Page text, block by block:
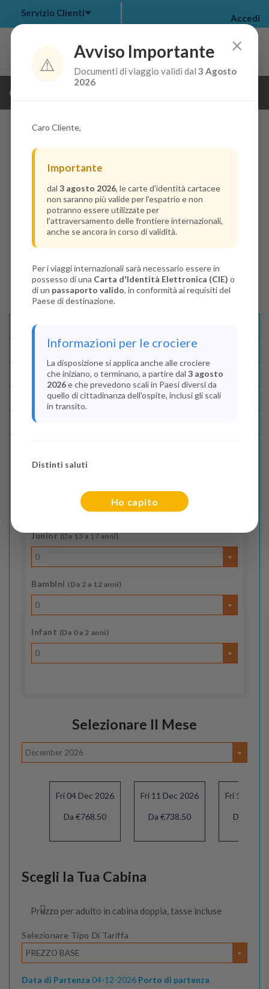
my bookings >
Servizio Clienti Accedi
Guarda i dettagli della crociera
Disponibilità
Condizioni
Recensioni
Indica il numero dei passeggeri
Junior(Da 13 a 17 anni)
0
Bambini (Da 2 a 12 anni)
0
Infant (Da 0 a 2 anni)
0
Selezionare Il Mese
December 2026
Fri 04 Dec 2026
Da €768.50
Fri 11 Dec 2026
Da €738.50
Fri 18 Dec
Da
Scegli la Tua Cabina
Prezzo per adulto in cabina doppia, tasse incluse
Selezionare Tipo Di Tariffa
PREZZO BASE
Data di Partenza 04-12-2026 Porto di partenza
×
⚠️
Avviso Importante
Documenti di viaggio validi dal3 Agosto
2026
Caro Cliente,
Importante
dal 3 agosto 2026, le carte d'identità cartacee
non saranno più valide per l'espatrio e non
potranno essere utilizzate per
l'attraversamento delle frontiere internazionali,
anche se ancora in corso di validità.
Per i viaggi internazionali sarà necessario essere in
possesso di una Carta d'Identità Elettronica (CIE) o
di un passaporto valido, in conformità ai requisiti del
Paese di destinazione.
Informazioni per le crociere
La disposizione si applica anche alle crociere
che iniziano, o terminano, a partire dal 3 agosto
2026e che prevedono scali in Paesi diversi da
quello di cittadinanza dell'ospite, inclusi gli scali
in transito.
Distinti saluti
Ho capito